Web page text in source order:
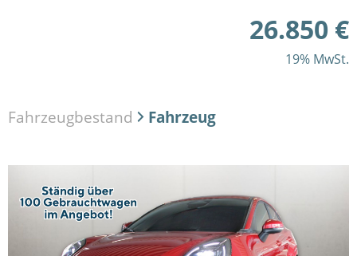
26.850 €
19% MwSt.
Fahrzeugbestand Fahrzeug